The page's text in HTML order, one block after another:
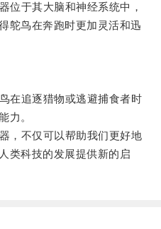
于其大脑和神经系统中，
鸵鸟在奔跑时更加灵活和迅
追逐猎物或逃避捕食者时
力。
不仅可以帮助我们更好地
类科技的发展提供新的启